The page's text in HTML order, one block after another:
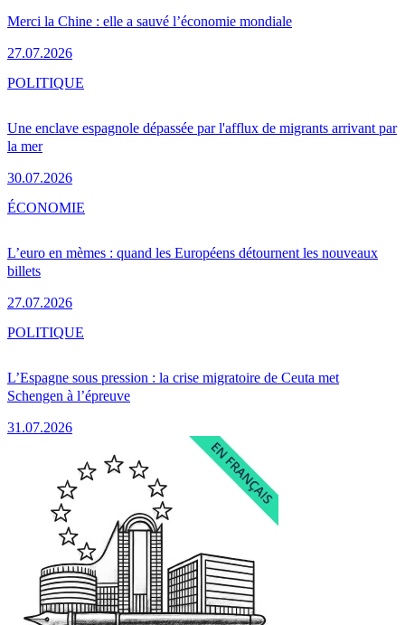
Merci la Chine : elle a sauvé l’économie mondiale
27.07.2026
Une enclave espagnole dépassée par l'afflux de migrants arrivant par
la mer
30.07.2026
POLITIQUE
L’euro en mèmes : quand les Européens détournent les nouveaux
billets
27.07.2026
ÉCONOMIE
L’Espagne sous pression : la crise migratoire de Ceuta met
Schengen à l’épreuve
31.07.2026
POLITIQUE